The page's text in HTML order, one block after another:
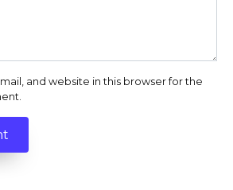
and website in this browser for the